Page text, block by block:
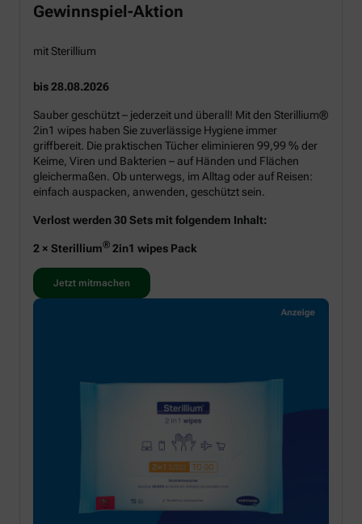
Gewinnspiel-Aktion
mit Sterillium
bis 28.08.2026
Sauber geschützt – jederzeit und überall! Mit den Sterillium®
2in1 wipes haben Sie zuverlässige Hygiene immer
griffbereit. Die praktischen Tücher eliminieren 99,99 % der
Keime, Viren und Bakterien – auf Händen und Flächen
gleichermaßen. Ob unterwegs, im Alltag oder auf Reisen:
einfach auspacken, anwenden, geschützt sein.
Verlost werden 30 Sets mit folgendem Inhalt:
2 × Sterillium® 2in1 wipes Pack
Jetzt mitmachen